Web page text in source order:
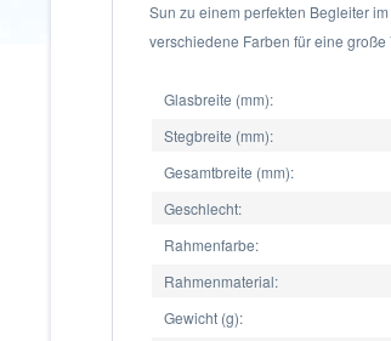
Sun zu einem perfekten Begleiter
verschiedene Farben für eine
Glasbreite (mm):
Stegbreite (mm):
Gesamtbreite (mm):
Geschlecht:
Rahmenfarbe:
Rahmenmaterial:
Gewicht (g):